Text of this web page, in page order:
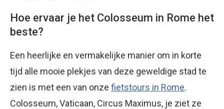
Hoe ervaar je het Colosseum in Rome het
beste?
Een heerlijke en vermakelijke manier om in korte
tijd alle mooie plekjes van deze geweldige stad te
zien is met een van onze fietstours in Rome.
Colosseum, Vaticaan, Circus Maximus, je ziet ze